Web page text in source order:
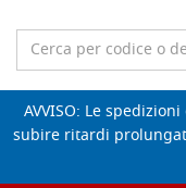
AVVISO: Le
subire ritardi